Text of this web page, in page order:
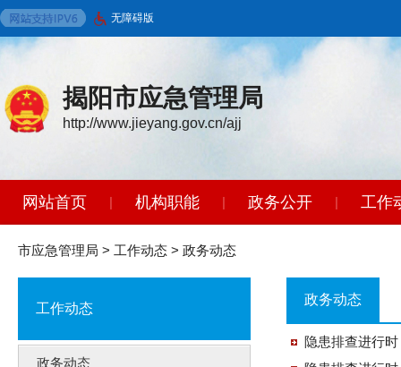
无障碍版
揭阳市应急管理局
http://www.jieyang.gov.cn/ajj
网站首页 | 机构职能 | 政务公开 | 工作
市应急管理局 > 工作动态 > 政务动态
工作动态
政务动态
政务动态
隐患排查进行